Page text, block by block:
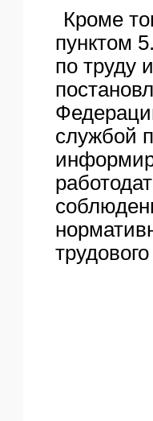
Кроме
пунктом
по труду
службой